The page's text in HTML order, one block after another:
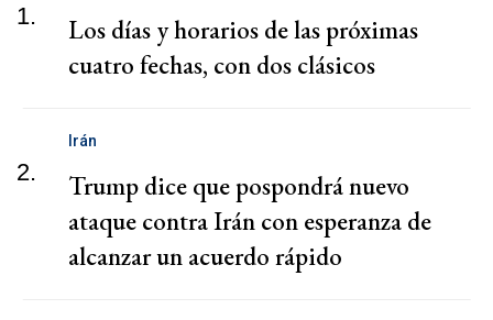
1.
Los días y horarios de las próximas
cuatro fechas, con dos clásicos
2.
Irán
Trump dice que pospondrá nuevo
ataque contra Irán con esperanza de
alcanzar un acuerdo rápido